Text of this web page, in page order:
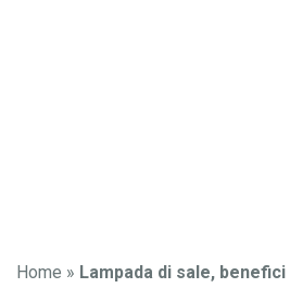
Home » Lampada di sale,